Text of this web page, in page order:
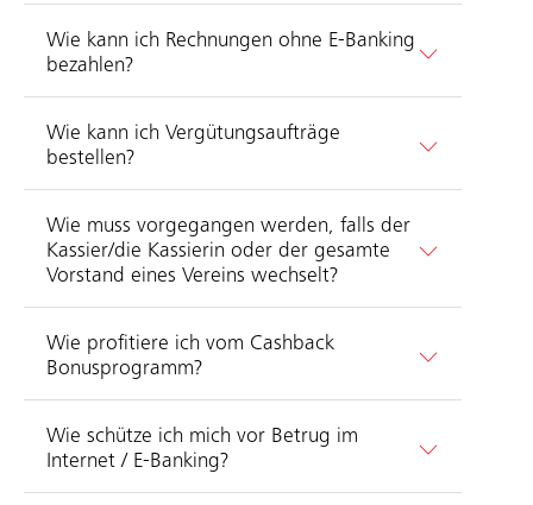
Wie kann ich Rechnungen ohne E-Banking
bezahlen?
Wie kann ich Vergütungsaufträge
bestellen?
Wie muss vorgegangen werden, falls der
Kassier/die Kassierin oder der gesamte
Vorstand eines Vereins wechselt?
Wie profitiere ich vom Cashback
Bonusprogramm?
Wie schütze ich mich vor Betrug im
Internet / E-Banking?